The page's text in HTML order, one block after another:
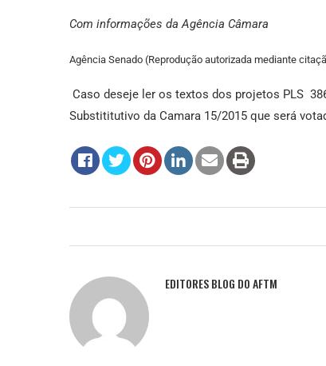
Com informações da Agência Câmara
Agência Senado (Reprodução autorizada mediante
Caso deseje ler os textos dos projetos PLS
Substititutivo da Camara 15/2015 que será
EDITORES BLOG DO AFTM